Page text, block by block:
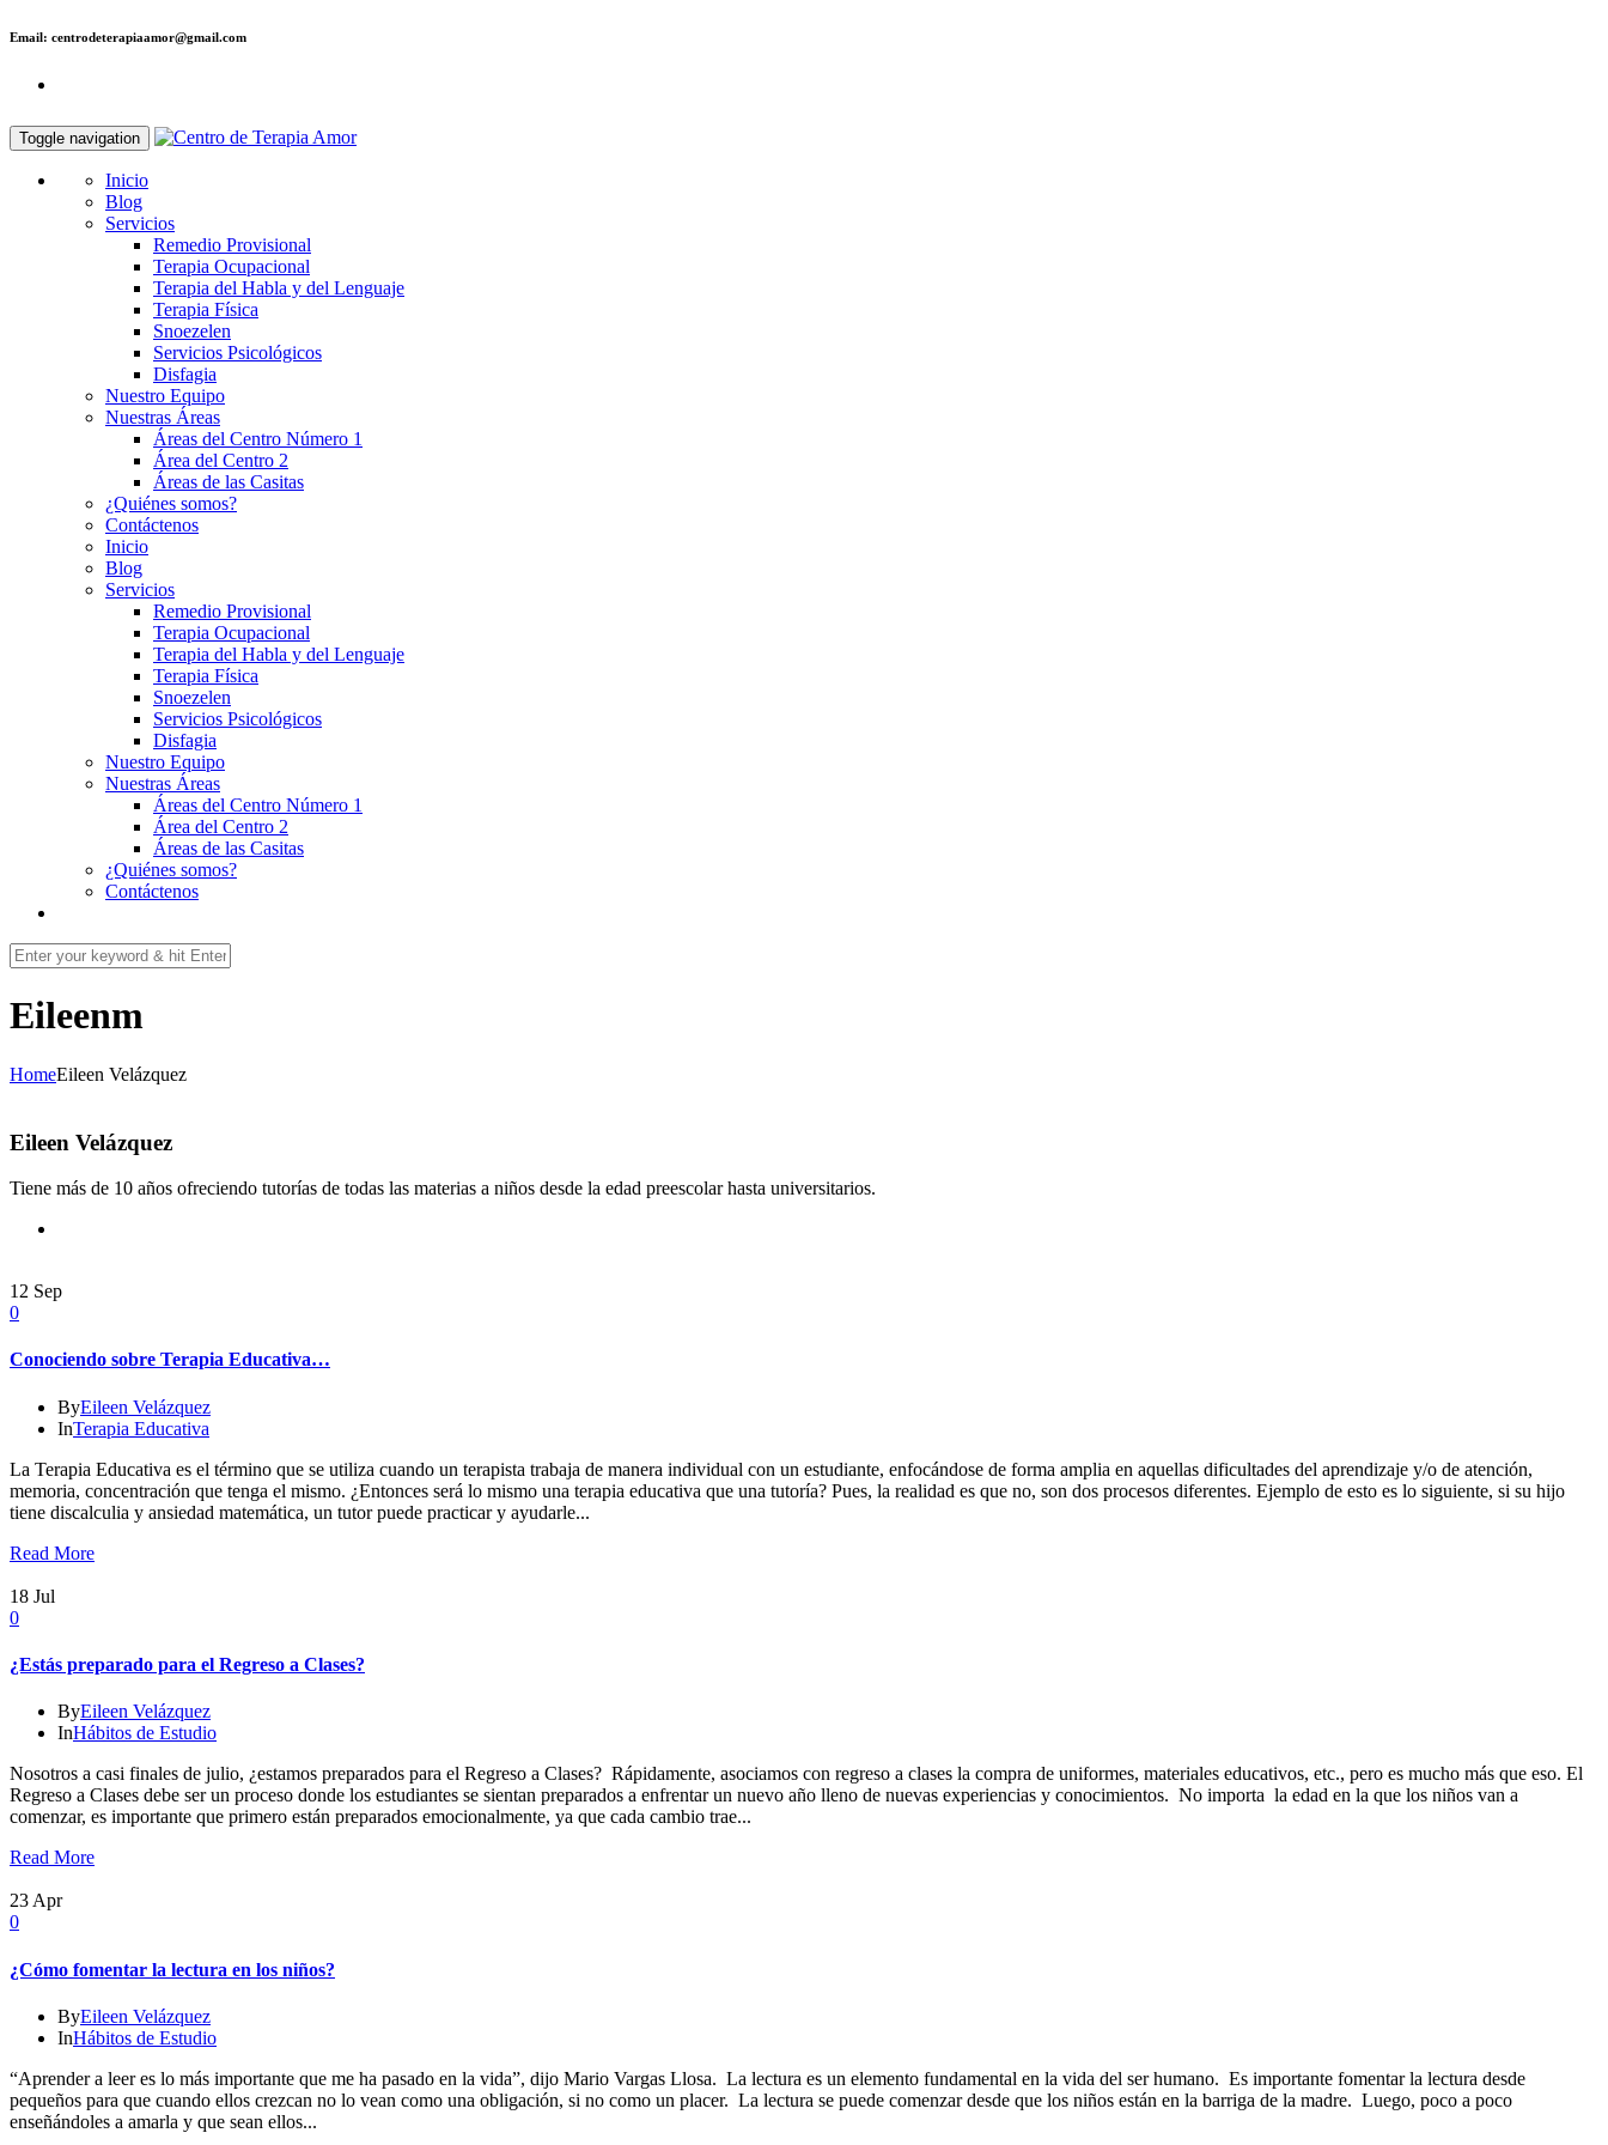
Email: centrodeterapiaamor@gmail.com
Toggle navigation
Inicio
Blog
Servicios
Remedio Provisional
Terapia Ocupacional
Terapia del Habla y del Lenguaje
Terapia Física
Snoezelen
Servicios Psicológicos
Disfagia
Nuestro Equipo
Nuestras Áreas
Áreas del Centro Número 1
Área del Centro 2
Áreas de las Casitas
¿Quiénes somos?
Contáctenos
Inicio
Blog
Servicios
Remedio Provisional
Terapia Ocupacional
Terapia del Habla y del Lenguaje
Terapia Física
Snoezelen
Servicios Psicológicos
Disfagia
Nuestro Equipo
Nuestras Áreas
Áreas del Centro Número 1
Área del Centro 2
Áreas de las Casitas
¿Quiénes somos?
Contáctenos
Eileenm
HomeEileen Velázquez
Eileen Velázquez
Tiene más de 10 años ofreciendo tutorías de todas las materias a niños desde la edad preescolar hasta universitarios.
12 Sep
0
Conociendo sobre Terapia Educativa…
ByEileen Velázquez
InTerapia Educativa
La Terapia Educativa es el término que se utiliza cuando un terapista trabaja de manera individual con un estudiante, enfocándose de forma amplia en aquellas dificultades del aprendizaje y/o de atención,
memoria, concentración que tenga el mismo. ¿Entonces será lo mismo una terapia educativa que una tutoría? Pues, la realidad es que no, son dos procesos diferentes. Ejemplo de esto es lo siguiente, si su hijo
tiene discalculia y ansiedad matemática, un tutor puede practicar y ayudarle...
Read More
18 Jul
0
¿Estás preparado para el Regreso a Clases?
ByEileen Velázquez
InHábitos de Estudio
Nosotros a casi finales de julio, ¿estamos preparados para el Regreso a Clases? Rápidamente, asociamos con regreso a clases la compra de uniformes, materiales educativos, etc., pero es mucho más que eso. El
Regreso a Clases debe ser un proceso donde los estudiantes se sientan preparados a enfrentar un nuevo año lleno de nuevas experiencias y conocimientos. No importa la edad en la que los niños van a
comenzar, es importante que primero están preparados emocionalmente, ya que cada cambio trae...
Read More
23 Apr
0
¿Cómo fomentar la lectura en los niños?
ByEileen Velázquez
InHábitos de Estudio
“Aprender a leer es lo más importante que me ha pasado en la vida”, dijo Mario Vargas Llosa. La lectura es un elemento fundamental en la vida del ser humano. Es importante fomentar la lectura desde
pequeños para que cuando ellos crezcan no lo vean como una obligación, si no como un placer. La lectura se puede comenzar desde que los niños están en la barriga de la madre. Luego, poco a poco
enseñándoles a amarla y que sean ellos...